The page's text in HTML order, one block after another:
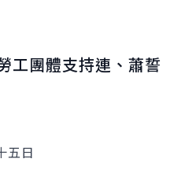
工團體支持連、蕭誓
五日